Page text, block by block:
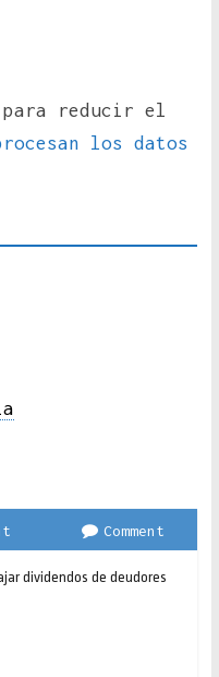
reducir el
los datos
Comment
dividendos de deudores